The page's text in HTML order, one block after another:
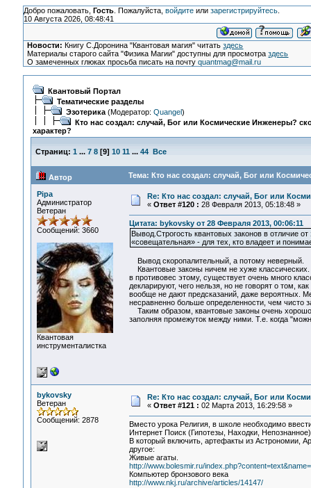
Добро пожаловать, Гость. Пожалуйста, войдитеили зарегистрируйтесь.
10 Августа 2026, 08:48:41
Новости: Книгу С.Доронина "Квантовая магия" читатьздесь
Материалы старого сайта "Физика Магии" доступны для просмотраздесь
О замеченных глюках просьба писать на почтуquantmag@mail.ru
Квантовый Портал
Тематические разделы
Эзотерика(Модератор: Quangel)
Кто нас создал: случай, Бог или Космические Инженеры?
характер?
Страниц: 1 ... 7 8[9] 10 11 ... 44 Все
Автор Тема: Кто нас создал: случай, Бог или
Pipa
Администратор
Ветеран
Сообщений: 3660
Квантовая
инструменталистка
Re: Кто нас создал: случай, Бог или
« Ответ #120 : 28 Февраля 2013, 05:18:48 »
Цитата: bykovsky от 28 Февраля 2013, 00:06:11
Вывод.Строгость квантовых законов в отличие
«совещательная» - для тех, кто владеет и
Вывод скоропалительный, а потому неверный.
Квантовые законы ничем не хуже классических.
в противовес этому, существует очень много
декларируют, чего нельзя, но не говорят о том,
вообще не дают предсказаний, даже вероятных.
несравненно больше определенности, чем чисто
Таким образом, квантовые законы очень
заполняя промежуток между ними. Т.е. когда
bykovsky
Ветеран
Сообщений: 2878
Re: Кто нас создал: случай, Бог или
« Ответ #121 : 02 Марта 2013, 16:29:58 »
Вместо урока Религия, в школе необходимо
Интернет Поиск (Гипотезы, Находки,
В который включить, артефакты из Астрономии,
другое:
Живые агаты.
http://www.bolesmir.ru/
Компьютер бронзового века
http://www.nkj.ru/archive/articles/14147/